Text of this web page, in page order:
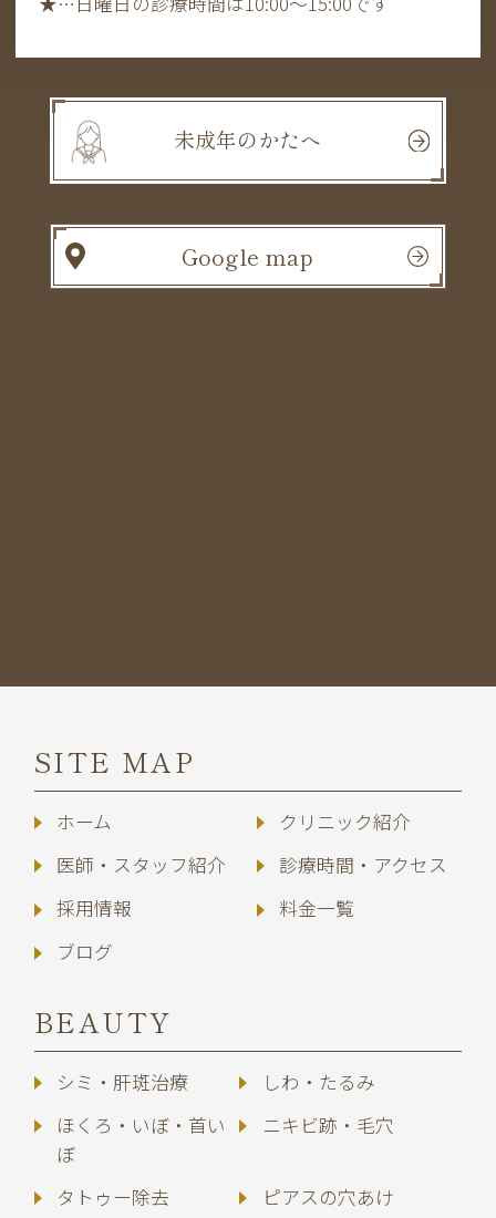
未成年のかたへ
Google map
SITE MAP
ホーム
クリニック紹介
医師・スタッフ紹介
診療時間・アクセス
採用情報
料金一覧
ブログ
BEAUTY
シミ・肝斑治療
しわ・たるみ
ほくろ・いぼ・首い
ぼ
ニキビ跡・毛穴
タトゥー除去
ピアスの穴あけ